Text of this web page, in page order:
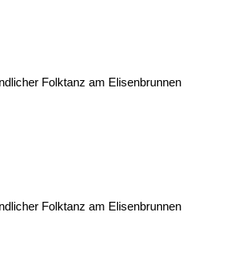
Folktanz am Elisenbrunnen
Folktanz am Elisenbrunnen